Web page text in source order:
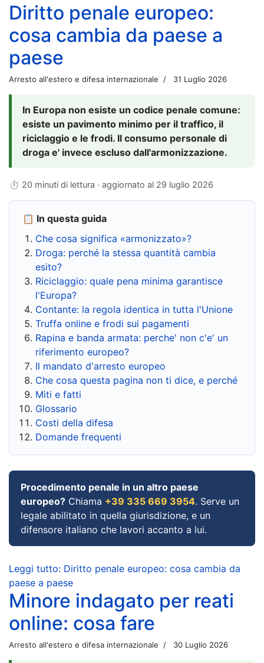
Diritto penale europeo:
cosa cambia da paese a
paese
Arresto all'estero e difesa internazionale 31 Luglio 2026
In Europa non esiste un codice penale comune:
esiste un pavimento minimo per il traffico, il
riciclaggio e le frodi. Il consumo personale di
droga e' invece escluso dall'armonizzazione.
⏱ 20 minuti di lettura · aggiornato al 29 luglio 2026
📋 In questa guida
Che cosa significa «armonizzato»?
Droga: perché la stessa quantità cambia
esito?
Riciclaggio: quale pena minima garantisce
l'Europa?
Contante: la regola identica in tutta l'Unione
Truffa online e frodi sui pagamenti
Rapina e banda armata: perche' non c'e' un
riferimento europeo?
Il mandato d'arresto europeo
Che cosa questa pagina non ti dice, e perché
Miti e fatti
Glossario
Costi della difesa
Domande frequenti
Procedimento penale in un altro paese
europeo? Chiama +39 335 669 3954. Serve un
legale abilitato in quella giurisdizione, e un
difensore italiano che lavori accanto a lui.
Leggi tutto: Diritto penale europeo: cosa cambia da
paese a paese
Minore indagato per reati
online: cosa fare
Arresto all'estero e difesa internazionale 30 Luglio 2026